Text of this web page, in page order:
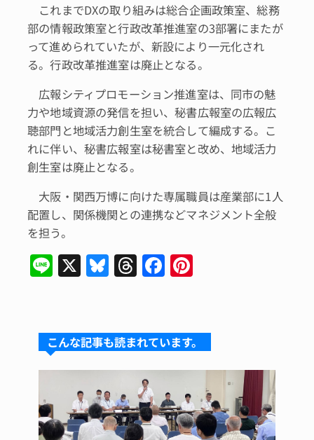
これまでDXの取り組みは総合企画政策室、総務
部の情報政策室と行政改革推進室の3部署にまたが
って進められていたが、新設により一元化され
る。行政改革推進室は廃止となる。
広報シティプロモーション推進室は、同市の魅
力や地域資源の発信を担い、秘書広報室の広報広
聴部門と地域活力創生室を統合して編成する。こ
れに伴い、秘書広報室は秘書室と改め、地域活力
創生室は廃止となる。
大阪・関西万博に向けた専属職員は産業部に1人
配置し、関係機関との連携などマネジメント全般
を担う。
Li
n
X Bl
u
s
k
y
T
hr
a
d
s
F
a
e
b
o
o
k
re
st
こんな記事も読まれています。